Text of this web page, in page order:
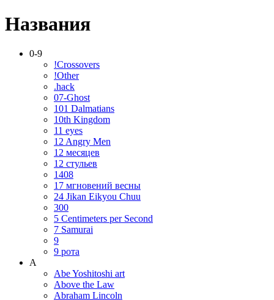
Названия
0-9
!Crossovers
!Other
.hack
07-Ghost
101 Dalmatians
10th Kingdom
11 eyes
12 Angry Men
12 месяцев
12 стульев
1408
17 мгновений весны
24 Jikan Eikyou Chuu
300
5 Centimeters per Second
7 Samurai
9
9 рота
A
Abe Yoshitoshi art
Above the Law
Abraham Lincoln